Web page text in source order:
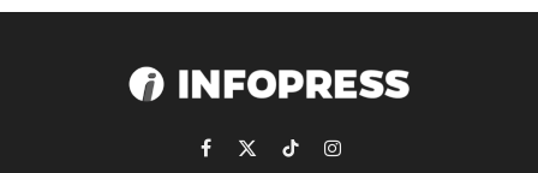
Facebook
X
TikTokInstagram